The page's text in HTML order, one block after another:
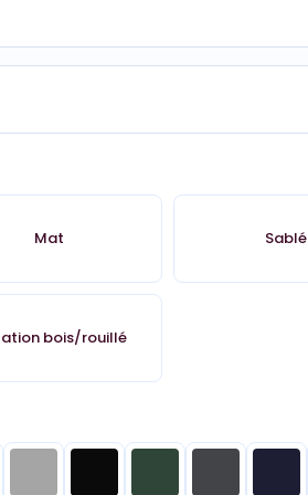
Mat Sablé
bois/rouillé